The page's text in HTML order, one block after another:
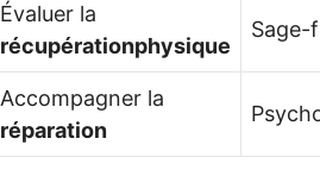
Évaluer la
récupérationphysique
Sage-
Accompagner la
réparation